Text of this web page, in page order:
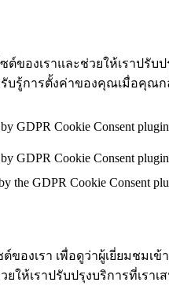
ต์ของเราและช่วยให้เราป
บรู้การตั้งค่าของคุณเมื่อคุณก
GDPR Cookie Consent
GDPR Cookie Consent
the GDPR Cookie Consent
ของเรา เพื่อดูว่าผู้เยี่ยมชม
ให้เราปรับปรุงบริการที่เร